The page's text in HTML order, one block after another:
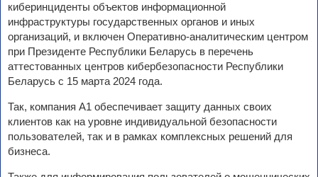
киберинциденты объектов информационной
инфраструктуры государственных органов и иных
организаций, и включен Оперативно-аналитическим центром
при Президенте Республики Беларусь в перечень
аттестованных центров кибербезопасности Республики
Беларусь с 15 марта 2024 года.
Так, компания А1 обеспечивает защиту данных своих
клиентов как на уровне индивидуальной безопасности
пользователей, так и в рамках комплексных решений для
бизнеса.